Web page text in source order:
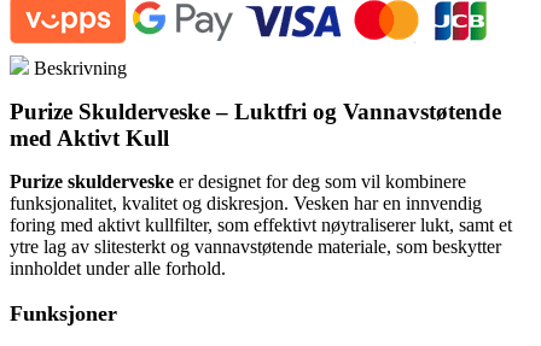
antall
Beskrivning
Purize Skulderveske – Luktfri og Vannavstøtende
med Aktivt Kull
Purize skulderveske er designet for deg som vil kombinere
funksjonalitet, kvalitet og diskresjon. Vesken har en innvendig
foring med aktivt kullfilter, som effektivt nøytraliserer lukt, samt et
ytre lag av slitesterkt og vannavstøtende materiale, som beskytter
innholdet under alle forhold.
Funksjoner